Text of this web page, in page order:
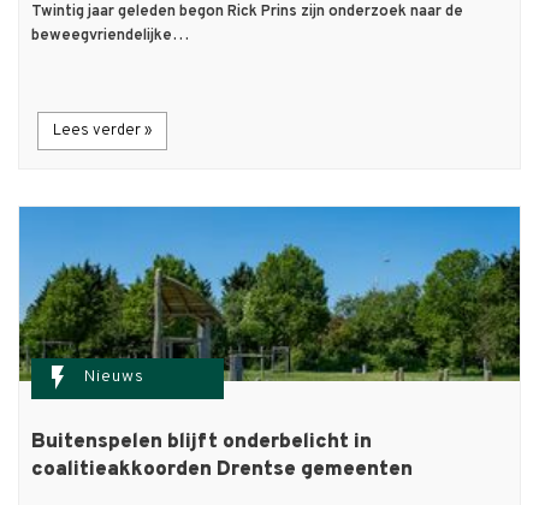
Twintig jaar geleden begon Rick Prins zijn onderzoek naar de
beweegvriendelijke…
Lees verder »
flash_on Nieuws
Buitenspelen blijft onderbelicht in
coalitieakkoorden Drentse gemeenten